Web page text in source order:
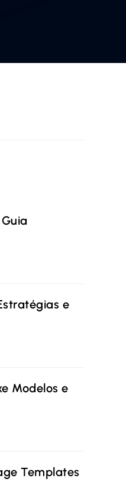
e
Modelos e
Templates